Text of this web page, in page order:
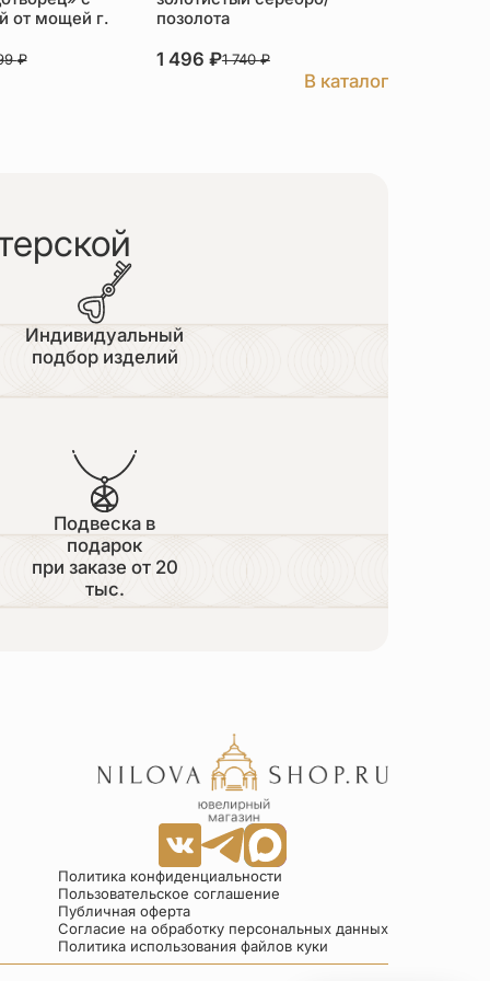
от мощей г.
₽
позолота
1 496 ₽1 740₽
В каталог
Индивидуальный
подбор изделий
Подвеска в
подарок
при заказе от 20
тыс.
Политика конфиденциальности
Пользовательское соглашение
Публичная оферта
Согласие на обработку персональных данных
Политика использования файлов куки